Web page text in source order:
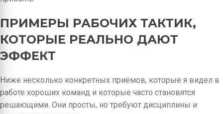
ПРИМЕРЫ РАБОЧИХ ТАКТИК,
КОТОРЫЕ РЕАЛЬНО ДАЮТ
ЭФФЕКТ
Ниже несколько конкретных приёмов, которые я видел в
работе хороших команд и которые часто становятся
решающими. Они просты, но требуют дисциплины и